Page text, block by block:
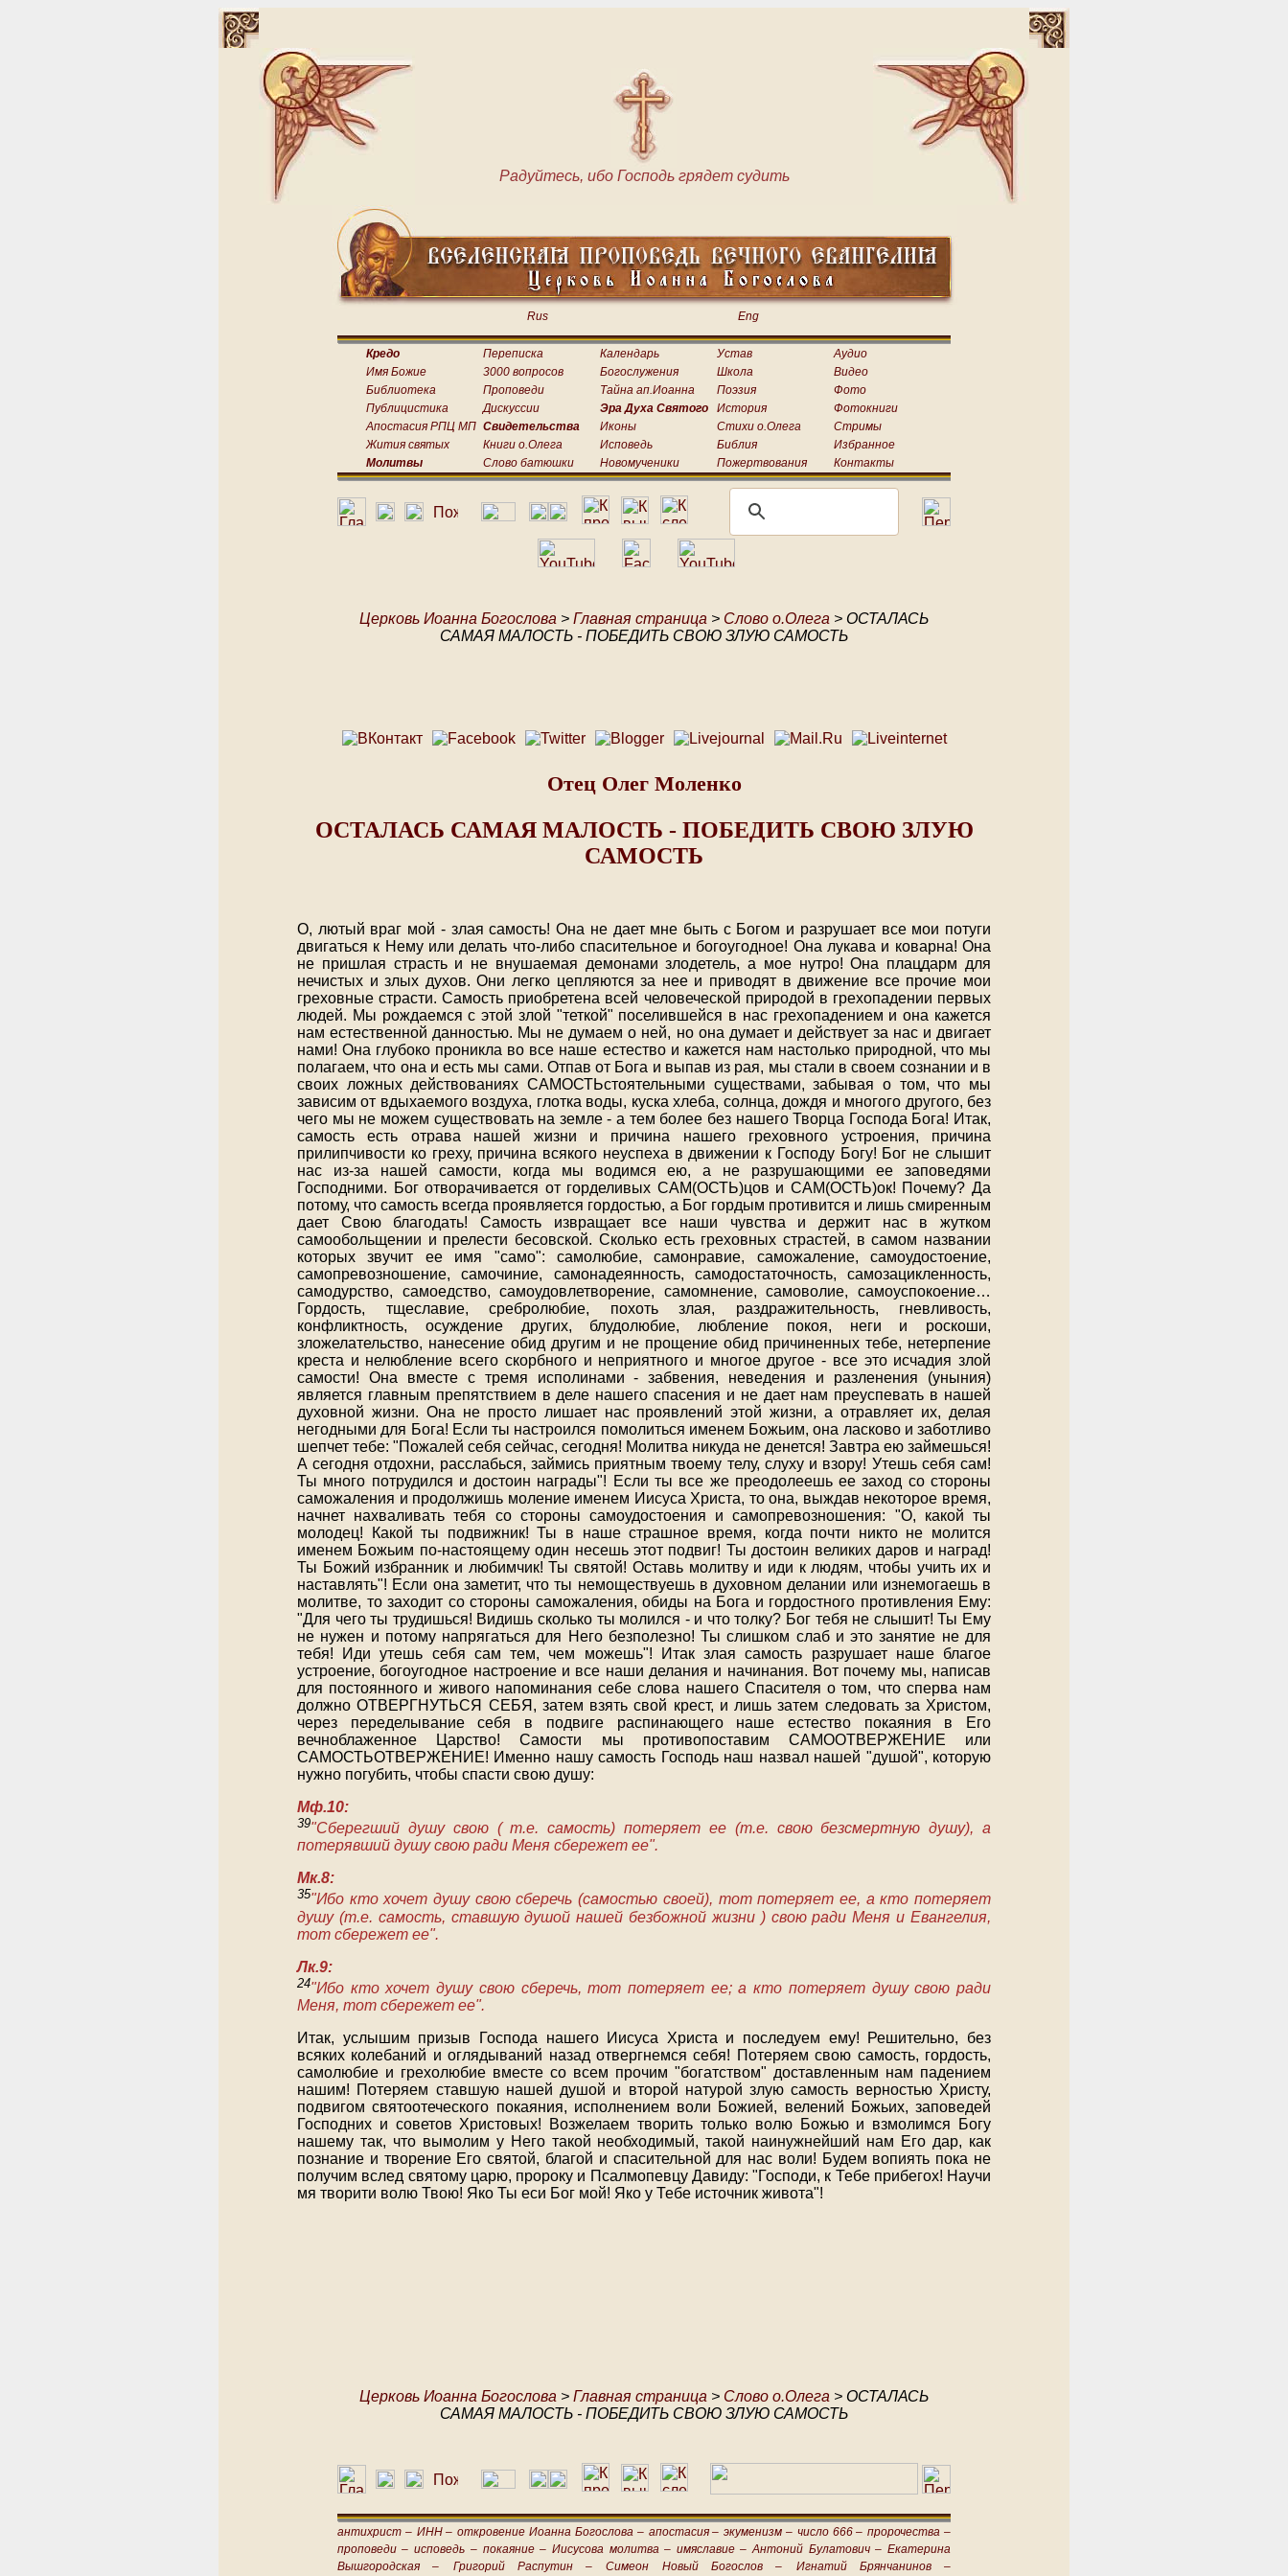
Радуйтесь, ибо Господь грядет судить
Rus Eng
Кредо Переписка Календарь Устав
Аудио
Имя Божие
3000 вопросов Богослужения Школа
Видео
Библиотека
Проповеди Тайна ап.Иоанна Поэзия
Фото
Публицистика
Дискуссии Эра Духа Святого История
Фотокниги
Апостасия РПЦ МП Свидетельства Иконы Стихи о.Олега
Стримы
Жития святых
Книги о.Олега Исповедь Библия
Избранное
Молитвы
Слово батюшки Новомученики Пожертвования Контакты
Церковь Иоанна Богослова > Главная страница > Слово о.Олега > ОСТАЛАСЬ
САМАЯ МАЛОСТЬ - ПОБЕДИТЬ СВОЮ ЗЛУЮ САМОСТЬ
Отец Олег Моленко
ОСТАЛАСЬ САМАЯ МАЛОСТЬ - ПОБЕДИТЬ СВОЮ ЗЛУЮ
САМОСТЬ
О, лютый враг мой - злая самость! Она не дает мне быть с Богом и разрушает все мои потуги
двигаться к Нему или делать что-либо спасительное и богоугодное! Она лукава и коварна! Она
не пришлая страсть и не внушаемая демонами злодетель, а мое нутро! Она плацдарм для
нечистых и злых духов. Они легко цепляются за нее и приводят в движение все прочие мои
греховные страсти. Самость приобретена всей человеческой природой в грехопадении первых
людей. Мы рождаемся с этой злой "теткой" поселившейся в нас грехопадением и она кажется
нам естественной данностью. Мы не думаем о ней, но она думает и действует за нас и двигает
нами! Она глубоко проникла во все наше естество и кажется нам настолько природной, что мы
полагаем, что она и есть мы сами. Отпав от Бога и выпав из рая, мы стали в своем сознании и в
своих ложных действованиях САМОСТЬстоятельными существами, забывая о том, что мы
зависим от вдыхаемого воздуха, глотка воды, куска хлеба, солнца, дождя и многого другого, без
чего мы не можем существовать на земле - а тем более без нашего Творца Господа Бога! Итак,
самость есть отрава нашей жизни и причина нашего греховного устроения, причина
прилипчивости ко греху, причина всякого неуспеха в движении к Господу Богу! Бог не слышит
нас из-за нашей самости, когда мы водимся ею, а не разрушающими ее заповедями
Господними. Бог отворачивается от горделивых САМ(ОСТЬ)цов и САМ(ОСТЬ)ок! Почему? Да
потому, что самость всегда проявляется гордостью, а Бог гордым противится и лишь смиренным
дает Свою благодать! Самость извращает все наши чувства и держит нас в жутком
самообольщении и прелести бесовской. Сколько есть греховных страстей, в самом названии
которых звучит ее имя "само": самолюбие, самонравие, саможаление, самоудостоение,
самопревозношение, самочиние, самонадеянность, самодостаточность, самозацикленность,
самодурство, самоедство, самоудовлетворение, самомнение, самоволие, самоуспокоение…
Гордость, тщеславие, сребролюбие, похоть злая, раздражительность, гневливость,
конфликтность, осуждение других, блудолюбие, любление покоя, неги и роскоши,
зложелательство, нанесение обид другим и не прощение обид причиненных тебе, нетерпение
креста и нелюбление всего скорбного и неприятного и многое другое - все это исчадия злой
самости! Она вместе с тремя исполинами - забвения, неведения и разленения (уныния)
является главным препятствием в деле нашего спасения и не дает нам преуспевать в нашей
духовной жизни. Она не просто лишает нас проявлений этой жизни, а отравляет их, делая
негодными для Бога! Если ты настроился помолиться именем Божьим, она ласково и заботливо
шепчет тебе: "Пожалей себя сейчас, сегодня! Молитва никуда не денется! Завтра ею займешься!
А сегодня отдохни, расслабься, займись приятным твоему телу, слуху и взору! Утешь себя сам!
Ты много потрудился и достоин награды"! Если ты все же преодолеешь ее заход со стороны
саможаления и продолжишь моление именем Иисуса Христа, то она, выждав некоторое время,
начнет нахваливать тебя со стороны самоудостоения и самопревозношения: "О, какой ты
молодец! Какой ты подвижник! Ты в наше страшное время, когда почти никто не молится
именем Божьим по-настоящему один несешь этот подвиг! Ты достоин великих даров и наград!
Ты Божий избранник и любимчик! Ты святой! Оставь молитву и иди к людям, чтобы учить их и
наставлять"! Если она заметит, что ты немоществуешь в духовном делании или изнемогаешь в
молитве, то заходит со стороны саможаления, обиды на Бога и гордостного противления Ему:
"Для чего ты трудишься! Видишь сколько ты молился - и что толку? Бог тебя не слышит! Ты Ему
не нужен и потому напрягаться для Него безполезно! Ты слишком слаб и это занятие не для
тебя! Иди утешь себя сам тем, чем можешь"! Итак злая самость разрушает наше благое
устроение, богоугодное настроение и все наши делания и начинания. Вот почему мы, написав
для постоянного и живого напоминания себе слова нашего Спасителя о том, что сперва нам
должно ОТВЕРГНУТЬСЯ СЕБЯ, затем взять свой крест, и лишь затем следовать за Христом,
через переделывание себя в подвиге распинающего наше естество покаяния в Его
вечноблаженное Царство! Самости мы противопоставим САМООТВЕРЖЕНИЕ или
САМОСТЬОТВЕРЖЕНИЕ! Именно нашу самость Господь наш назвал нашей "душой", которую
нужно погубить, чтобы спасти свою душу:
Мф.10:
39"Сберегший душу свою ( т.е. самость) потеряет ее (т.е. свою безсмертную душу), а
потерявший душу свою ради Меня сбережет ее".
Мк.8:
35"Ибо кто хочет душу свою сберечь (самостью своей), тот потеряет ее, а кто потеряет
душу (т.е. самость, ставшую душой нашей безбожной жизни ) свою ради Меня и Евангелия,
тот сбережет ее".
Лк.9:
24"Ибо кто хочет душу свою сберечь, тот потеряет ее; а кто потеряет душу свою ради
Меня, тот сбережет ее".
Итак, услышим призыв Господа нашего Иисуса Христа и последуем ему! Решительно, без
всяких колебаний и оглядываний назад отвергнемся себя! Потеряем свою самость, гордость,
самолюбие и грехолюбие вместе со всем прочим "богатством" доставленным нам падением
нашим! Потеряем ставшую нашей душой и второй натурой злую самость верностью Христу,
подвигом святоотеческого покаяния, исполнением воли Божией, велений Божьих, заповедей
Господних и советов Христовых! Возжелаем творить только волю Божью и взмолимся Богу
нашему так, что вымолим у Него такой необходимый, такой наинужнейший нам Его дар, как
познание и творение Его святой, благой и спасительной для нас воли! Будем вопиять пока не
получим вслед святому царю, пророку и Псалмопевцу Давиду: "Господи, к Тебе прибегох! Научи
мя творити волю Твою! Яко Ты еси Бог мой! Яко у Тебе источник живота"!
Церковь Иоанна Богослова > Главная страница > Слово о.Олега > ОСТАЛАСЬ
САМАЯ МАЛОСТЬ - ПОБЕДИТЬ СВОЮ ЗЛУЮ САМОСТЬ
антихрист – ИНН – откровение Иоанна Богослова – апостасия – экуменизм – число 666 – пророчества –
проповеди – исповедь – покаяние – Иисусова молитва – имяславие – Антоний Булатович – Екатерина
Вышгородская –
Григорий Распутин – Симеон Новый Богослов – Игнатий Брянчанинов –